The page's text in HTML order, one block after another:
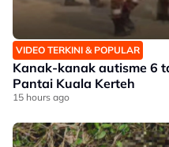
VIDEO TERKINI & POPULAR
Kanak-kanak autisme 6
Pantai Kuala Kerteh
15 hours ago